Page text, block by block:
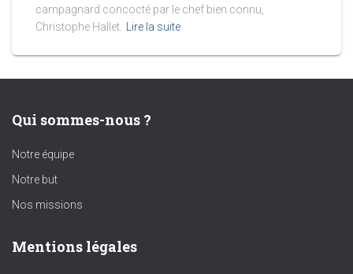
campagnard concocté par le chef bien connu,
Christophe Hallet.
Lire la suite
Qui sommes-nous ?
Notre équipe
Notre but
Nos missions
Mentions légales